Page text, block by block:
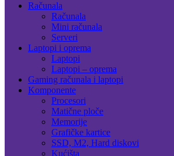
Računala
Računala
Mini računala
Serveri
Laptopi i oprema
Laptopi
Laptopi – oprema
Gaming računala i laptopi
Komponente
Procesori
Matične ploče
Memorije
Grafičke kartice
SSD, M2, Hard diskovi
Kućišta